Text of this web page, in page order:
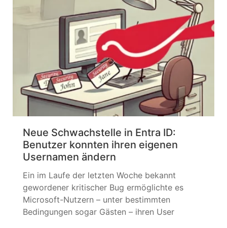
Neue Schwachstelle in Entra ID:
Benutzer konnten ihren eigenen
Usernamen ändern
Ein im Laufe der letzten Woche bekannt
gewordener kritischer Bug ermöglichte es
Microsoft-Nutzern – unter bestimmten
Bedingungen sogar Gästen – ihren User